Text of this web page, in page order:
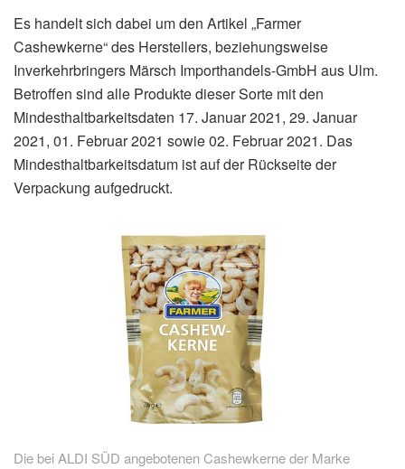
Es handelt sich dabei um den Artikel „Farmer
Cashewkerne“ des Herstellers, beziehungsweise
Inverkehrbringers Märsch Importhandels-GmbH aus Ulm.
Betroffen sind alle Produkte dieser Sorte mit den
Mindesthaltbarkeitsdaten 17. Januar 2021, 29. Januar
2021, 01. Februar 2021 sowie 02. Februar 2021. Das
Mindesthaltbarkeitsdatum ist auf der Rückseite der
Verpackung aufgedruckt.
Die bei ALDI SÜD angebotenen Cashewkerne der Marke